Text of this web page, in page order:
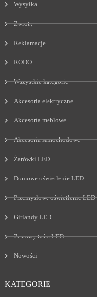
Wysyłka
Zwroty
Reklamacje
RODO
Wszystkie kategorie
Akcesoria elektryczne
Akcesoria meblowe
Akcesoria samochodowe
Żarówki LED
Domowe oświetlenie LED
Przemysłowe oświetlenie LED
Girlandy LED
Zestawy taśm LED
Nowości
KATEGORIE